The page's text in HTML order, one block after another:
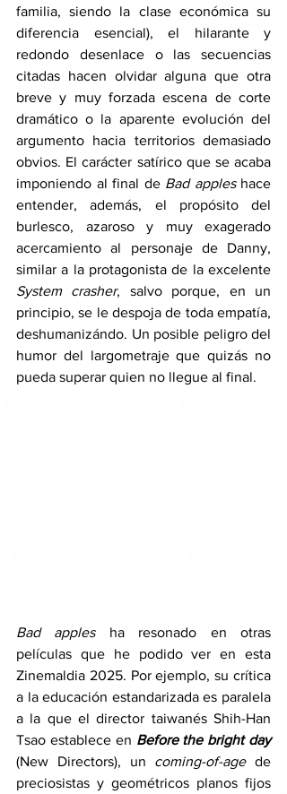
familia, siendo la clase económica su
diferencia esencial), el hilarante y
redondo desenlace o las secuencias
citadas hacen olvidar alguna que otra
breve y muy forzada escena de corte
dramático o la aparente evolución del
argumento hacia territorios demasiado
obvios. El carácter satírico que se acaba
imponiendo al final de Bad apples hace
entender, además, el propósito del
burlesco, azaroso y muy exagerado
acercamiento al personaje de Danny,
System crasher, salvo porque, en un
principio, se le despoja de toda empatía,
deshumanizándo. Un posible peligro del
humor del largometraje que quizás no
pueda superar quien no llegue al final.
Bad apples ha resonado en otras
películas que he podido ver en esta
Zinemaldia 2025. Por ejemplo, su crítica
a la educación estandarizada es paralela
a la que el director taiwanés Shih-Han
Tsao establece en
Before the bright day
(New Directors), un coming-of-age de
preciosistas y geométricos planos fijos